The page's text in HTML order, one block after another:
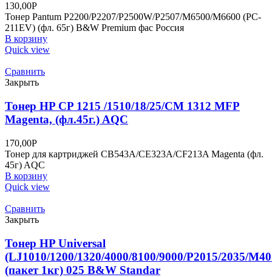
130,00Р
Тонер Pantum P2200/P2207/P2500W/P2507/M6500/M6600 (PC-
211EV) (фл. 65г) B&W Premium фас Россия
В корзину
Quick view
Сравнить
Закрыть
Тонер HP CP 1215 /1510/18/25/CM 1312 MFP
Magenta, (фл.45г.) AQC
170,00Р
Тонер для картриджей CB543A/CE323A/CF213A Magenta (фл.
45г) AQC
В корзину
Quick view
Сравнить
Закрыть
Тонер HP Universal
(LJ1010/1200/1320/4000/8100/9000/P2015/2035/
(пакет 1кг) 025 B&W Standar